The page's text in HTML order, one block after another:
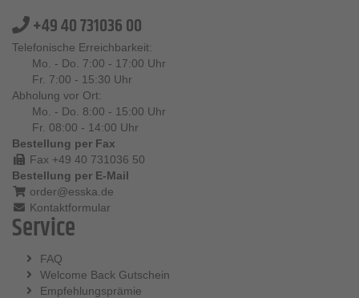
+49 40 731036 00
Telefonische Erreichbarkeit:
Mo. - Do. 7:00 - 17:00 Uhr
Fr. 7:00 - 15:30 Uhr
Abholung vor Ort:
Mo. - Do. 8:00 - 15:00 Uhr
Fr. 08:00 - 14:00 Uhr
Bestellung per Fax
Fax +49 40 731036 50
Bestellung per E-Mail
order@esska.de
Kontaktformular
Service
FAQ
Welcome Back Gutschein
Empfehlungsprämie